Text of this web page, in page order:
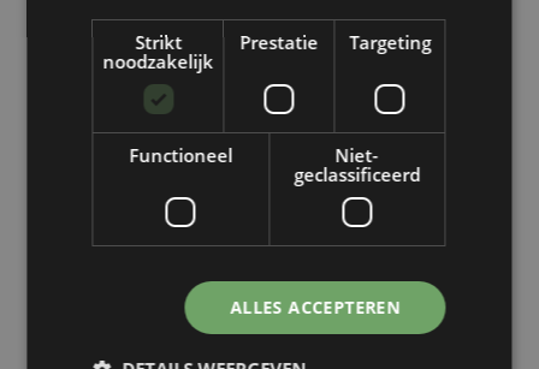
Strikt
noodzakelijk
Prestatie Targeting
Functioneel
Niet-
geclassificeerd
ALLES ACCEPTEREN